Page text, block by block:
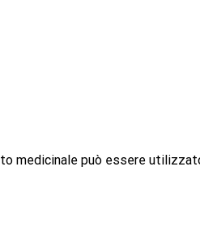
medicinale può essere